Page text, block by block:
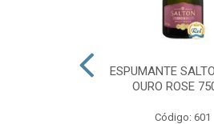
ESPUMANTE
OURO ROSE
Código: 601